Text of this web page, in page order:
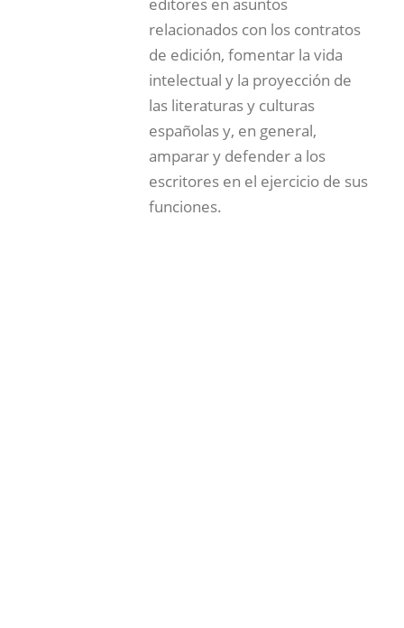
relacionados con los contratos
de edición, fomentar la vida
intelectual y la proyección de
las literaturas y culturas
españolas y, en general,
amparar y defender a los
escritores en el ejercicio de sus
funciones.